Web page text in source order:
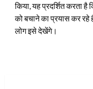
किया, यह प्रदर्शित करता
को बचाने का प्रयास कर
लोग इसे देखेंगे।